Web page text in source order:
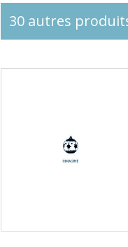
30 autres